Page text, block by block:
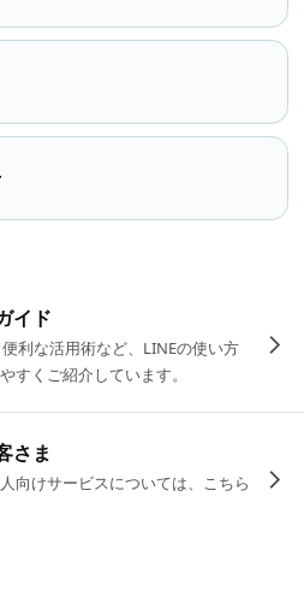
イド
利な活用術など、LINEの使い方
すくご紹介しています。
さま
向けサービスについては、こちら